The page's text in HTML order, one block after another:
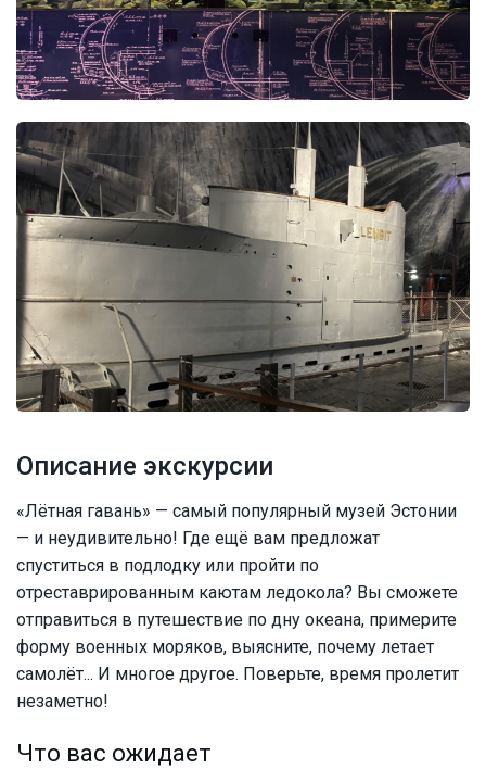
Описание экскурсии
«Лётная гавань» — самый популярный музей Эстонии
— и неудивительно! Где ещё вам предложат
спуститься в подлодку или пройти по
отреставрированным каютам ледокола? Вы сможете
отправиться в путешествие по дну океана, примерите
форму военных моряков, выясните, почему летает
самолёт... И многое другое. Поверьте, время пролетит
незаметно!
Что вас ожидает